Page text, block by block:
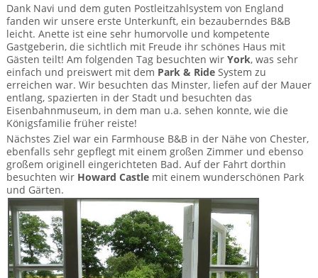
Dank Navi und dem guten Postleitzahlsystem von England
fanden wir unsere erste Unterkunft, ein bezauberndes B&B
leicht. Anette ist eine sehr humorvolle und kompetente
Gastgeberin, die sichtlich mit Freude ihr schönes Haus mit
Gästen teilt! Am folgenden Tag besuchten wir York, was sehr
einfach und preiswert mit dem Park & Ride System zu
erreichen war. Wir besuchten das Minster, liefen auf der Mauer
entlang, spazierten in der Stadt und besuchten das
Eisenbahnmuseum, in dem man u.a. sehen konnte, wie die
Königsfamilie früher reiste!
Nächstes Ziel war ein Farmhouse B&B in der Nähe von Chester,
ebenfalls sehr gepflegt mit einem großen Zimmer und ebenso
großem originell eingerichteten Bad. Auf der Fahrt dorthin
besuchten wir Howard Castlemit einem wunderschönen Park
und Gärten.